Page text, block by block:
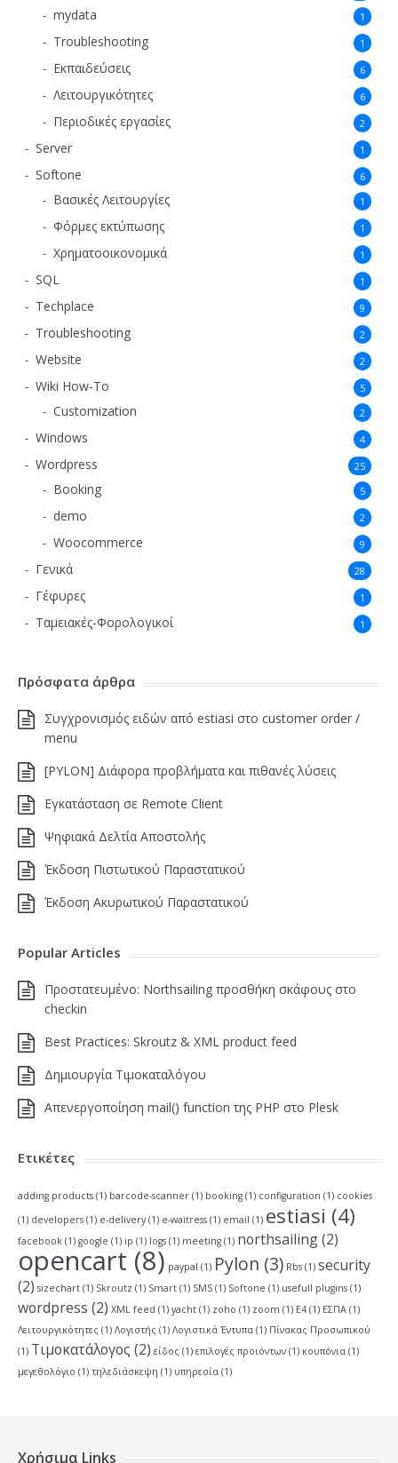
mydata 1
Troubleshooting 1
Εκπαιδεύσεις 6
Λειτουργικότητες 6
Περιοδικές εργασίες 2
Server 1
Softone 6
Βασικές Λειτουργίες 1
Φόρμες εκτύπωσης 1
Χρηματοοικονομικά 1
SQL 1
Techplace 9
Troubleshooting 2
Website 2
Wiki How-To 5
Customization 2
Windows 4
Wordpress 25
Booking 5
demo 2
Woocommerce 9
Γενικά 28
Γέφυρες 1
Ταμειακές-Φορολογικοί 1
Πρόσφατα άρθρα
Συγχρονισμός ειδών από estiasi στο customer order /
menu
[PYLON] Διάφορα προβλήματα και πιθανές λύσεις
Εγκατάσταση σε Remote Client
Ψηφιακά Δελτία Αποστολής
Έκδοση Πιστωτικού Παραστατικού
Έκδοση Ακυρωτικού Παραστατικού
Popular Articles
Πρoστατευμένο: Northsailing προσθήκη σκάφους στο
checkin
Best Practices: Skroutz & XML product feed
Δημιουργία Τιμοκαταλόγου
Απενεργοποίηση mail() function της PHP στο Plesk
Ετικέτες
adding products (1) barcode-scanner (1) booking (1) configuration (1) cookies
(1) developers (1) e-delivery(1) e-waitress (1) email (1) estiasi (4)
facebook (1) google (1) ip (1) logs (1) meeting (1) northsailing(2)
opencart (8) paypal (1) Pylon (3) Rbs (1) security
(2) sizechart (1) Skroutz (1) Smart (1) SMS (1) Softone (1) usefull plugins (1)
wordpress (2) XML feed (1) yacht (1) zoho (1) zoom (1) Ε4 (1) ΕΣΠΑ (1)
Λειτουργικότητες (1) Λογιστής (1) Λογιστικά Έντυπα (1) Πίνακας Προσωπικού
(1) Τιμοκατάλογος (2) είδος (1) επιλογές προϊόντων (1) κουπόνια (1)
μεγεθολόγιο (1) τηλεδιάσκεψη (1) υπηρεσία (1)
Χρήσιμα Links